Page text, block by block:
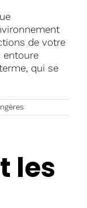
de votre
entoure
qui se
les